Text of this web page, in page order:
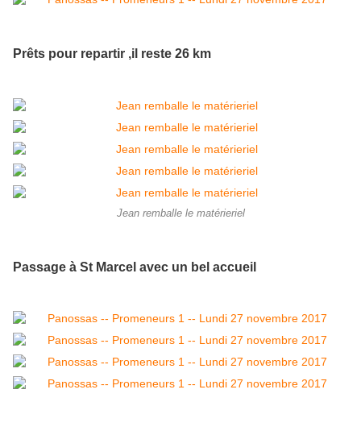
Prêts pour repartir ,il reste 26 km
Jean remballe le matérieriel
Passage à St Marcel avec un bel accueil